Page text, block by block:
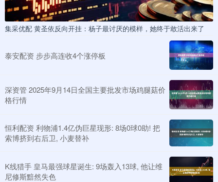
集采优配 黄圣依反向开挂：杨子最讨厌的模样，她终于敢活出来了
泰安配资 步步高连收4个涨停板
深资管 2025年9月14日全国主要批发市场鸡腿菇价
格行情
恒利配资 利物浦1.4亿伪巨星现形: 8场0球0助! 把
索博挤到右后卫, 小麦替补
K线猎手 皇马最强球星诞生: 9场轰入13球, 他让维
尼修斯黯然失色